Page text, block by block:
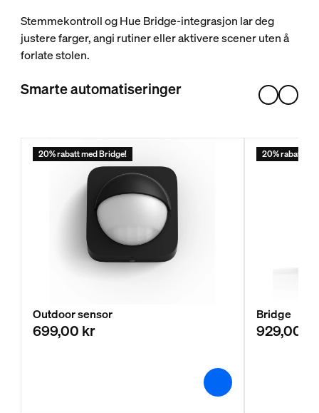
Stemmekontroll og Hue Bridge-integrasjon lar deg
justere farger, angi rutiner eller aktivere scener uten å
forlate stolen.
Smarte automatiseringer
20% rabatt med Bridge!
Outdoor sensor
699,00 kr
20% rabatt
Bridge
929,00 kr